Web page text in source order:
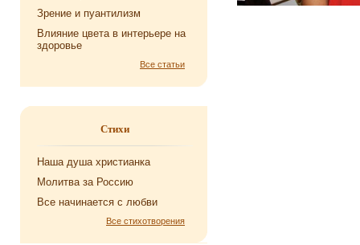
Зрение и пуантилизм
Влияние цвета в интерьере на
здоровье
Все статьи
Стихи
Наша душа хри­сти­ан­ка
Мо­лит­ва за Рос­сию
Все на­чи­на­ет­ся с любви
Все стихотворения